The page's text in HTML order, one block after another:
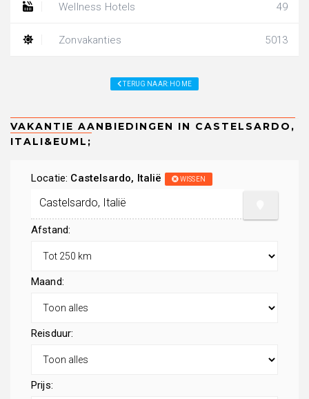
Wellness Hotels 49
Zonvakanties 5013
TERUG NAAR: HOME
Locatie: Castelsardo, Italië WISSEN
Afstand:
Maand:
Reisduur:
Prijs: